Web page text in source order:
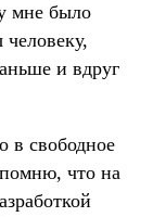
мне было
и вдруг
в свободное
что на